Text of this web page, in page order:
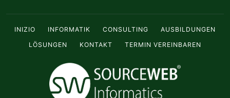
INIZIO INFORMATIK CONSULTING
AUSBILDUNGEN
LÖSUNGEN
KONTAKT TERMIN VEREINBAREN